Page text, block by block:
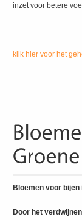
inzet voor betere
klik hier voor het
Bloemen voor bijen
Door het